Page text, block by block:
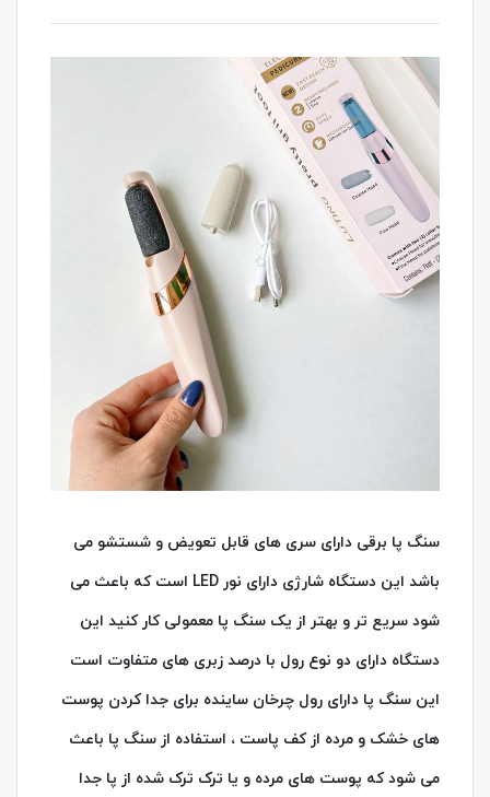
سنگ پا برقی دارای سری های قابل تعویض و شستشو می
باشد این دستگاه شارژی دارای نور LED است که باعث می
شود سریع‌ تر و بهتر از یک سنگ‌ پا معمولی کار کنید این
دستگاه دارای دو نوع رول با درصد زبری‌ های متفاوت است
این سنگ‌ پا دارای رول چرخان ساینده برای جدا کردن پوست‌
های خشک و مرده از کف پاست ، استفاده از سنگ‌ پا باعث
می‌ شود که پوست‌ های مرده و یا ترک ترک شده از پا جدا